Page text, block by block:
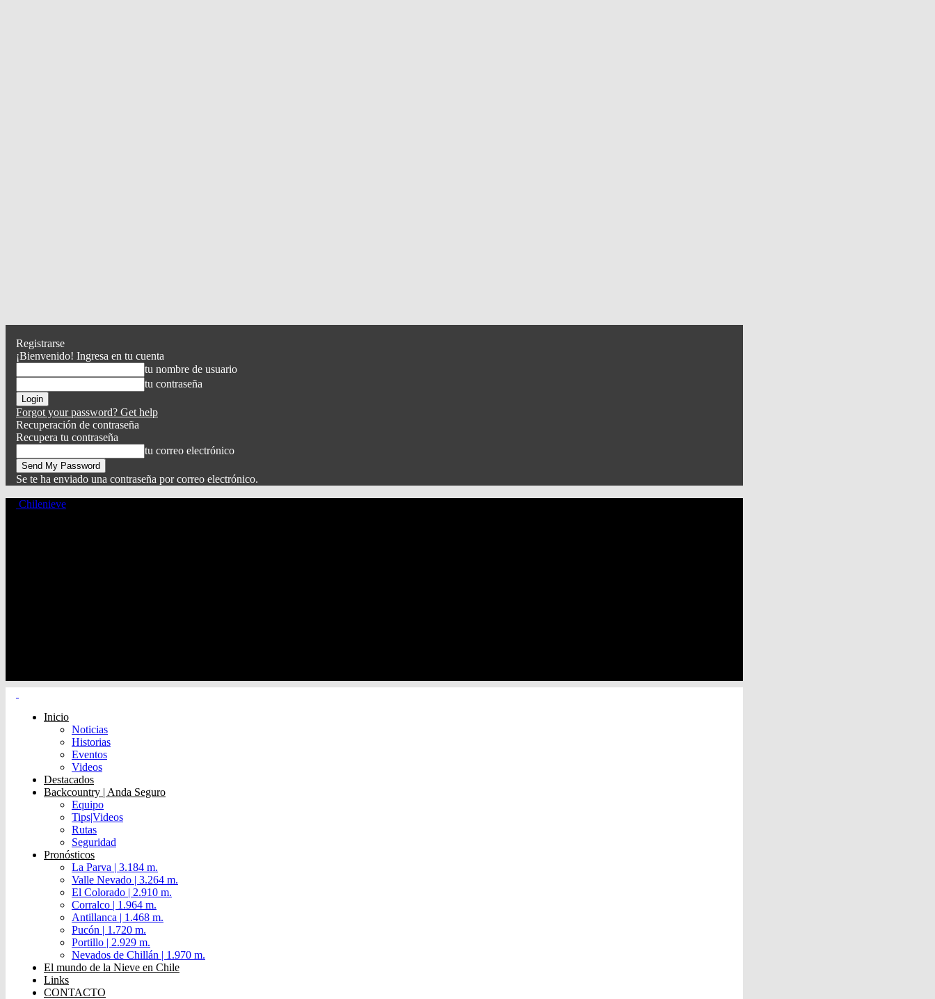
Registrarse
¡Bienvenido! Ingresa en tu cuenta
tu nombre de usuario
tu contraseña
Forgot your password? Get help
Recuperación de contraseña
Recupera tu contraseña
tu correo electrónico
Se te ha enviado una contraseña por correo electrónico.
Chilenieve
Inicio
Noticias
Historias
Eventos
Videos
Destacados
Backcountry | Anda Seguro
Equipo
Tips|Videos
Rutas
Seguridad
Pronósticos
La Parva | 3.184 m.
Valle Nevado | 3.264 m.
El Colorado | 2.910 m.
Corralco | 1.964 m.
Antillanca | 1.468 m.
Pucón | 1.720 m.
Portillo | 2.929 m.
Nevados de Chillán | 1.970 m.
El mundo de la Nieve en Chile
Links
CONTACTO